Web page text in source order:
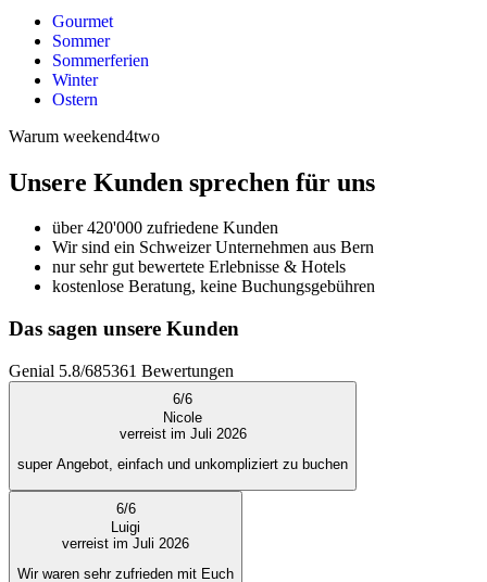
Gourmet
Sommer
Sommerferien
Winter
Ostern
Warum weekend4two
Unsere Kunden sprechen für uns
über 420'000 zufriedene Kunden
Wir sind ein Schweizer Unternehmen aus Bern
nur sehr gut bewertete Erlebnisse & Hotels
kostenlose Beratung, keine Buchungsgebühren
Das sagen unsere Kunden
Genial 5.8/685361 Bewertungen
6/6
Nicole
verreist im Juli 2026
super Angebot, einfach und unkompliziert zu buchen
6/6
Luigi
verreist im Juli 2026
Wir waren sehr zufrieden mit Euch